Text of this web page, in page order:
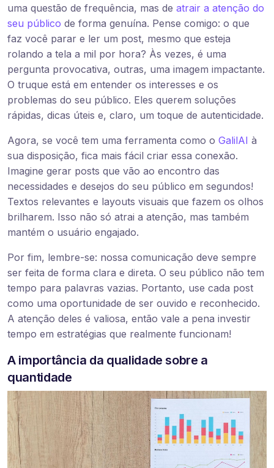
uma questão de frequência, mas de atrair a atenção do
seu público de forma genuína. Pense comigo: o que
faz você parar e ler um post, mesmo que esteja
rolando a tela a mil por hora? Às vezes, é uma
pergunta provocativa, outras, uma imagem impactante.
O truque está em entender os interesses e os
problemas do seu público. Eles querem soluções
rápidas, dicas úteis e, claro, um toque de autenticidade.
Agora, se você tem uma ferramenta como o GalilAI à
sua disposição, fica mais fácil criar essa conexão.
Imagine gerar posts que vão ao encontro das
necessidades e desejos do seu público em segundos!
Textos relevantes e layouts visuais que fazem os olhos
brilharem. Isso não só atrai a atenção, mas também
mantém o usuário engajado.
Por fim, lembre-se: nossa comunicação deve sempre
ser feita de forma clara e direta. O seu público não tem
tempo para palavras vazias. Portanto, use cada post
como uma oportunidade de ser ouvido e reconhecido.
A atenção deles é valiosa, então vale a pena investir
tempo em estratégias que realmente funcionam!
A importância da qualidade sobre a
quantidade